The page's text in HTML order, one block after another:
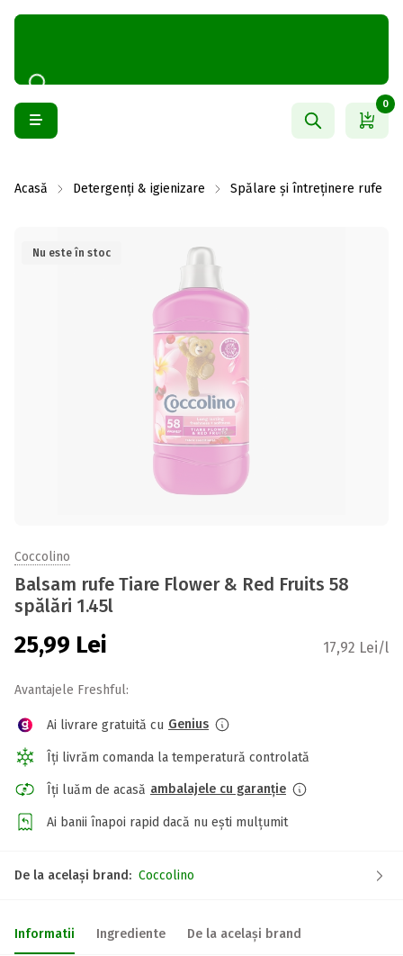
0
Acasă Detergenți & igienizare Spălare și întreținere rufe
Nu este în stoc
Coccolino
Balsam rufe Tiare Flower & Red Fruits 58
spălări 1.45l
25,99 Lei 17,92 Lei/l
Avantajele Freshful:
Ai livrare gratuită cu Genius
Îți livrăm comanda la temperatură controlată
Îți luăm de acasă ambalajele cu garanție
Ai banii înapoi rapid dacă nu ești mulțumit
De la același brand: Coccolino
Informatii Ingrediente De la același brand